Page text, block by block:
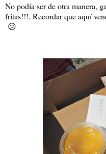
No podía ser de otra manera,
fritas!!!. Recordar que aquí
😕